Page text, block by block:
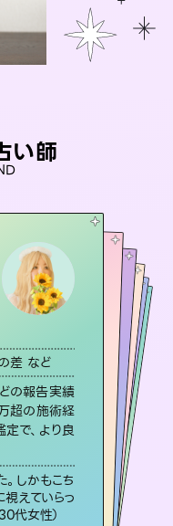
い師
差 など
の報告実績
超の施術経
で、より良
しかもこち
えていらっ
代女性）
みう）
、復縁 など
に「曖昧な関
おり、友達以上
後や本音を丁
と導きます。
イス通りに行
した。ありが
女性）
ト
ゴリ
二人の未来 など
行方、同性愛や片
金問題まで知りた
なっていることを
して導きます。
ってくれる所や濁
、毎回自分の気
30代 男性）
ラクル
テゴリ
の気持ち など
て
に読み解き、恋や人生のヒントを優しく引き出します。
たいに晴れまし
っしゃるんだなと
女性）
＊花
・リーディング
カテゴリ
い、復縁 など
いて
ーンもの選択肢があり
にくくなっているあな
を見つけ、その未来を
ドバイスします。
人間関係、本心など
てびっくり。対策が
れます（40代）
ぼう
・リーディング
カテゴリ
の気持ち、復縁 など
いて
歴史を持つ東洋最古の
詳細まで占い、幸せへ向
ます。厳しい結果にも具
伝えします。
ーかり聞いて鑑定して
持ちが楽になりまし